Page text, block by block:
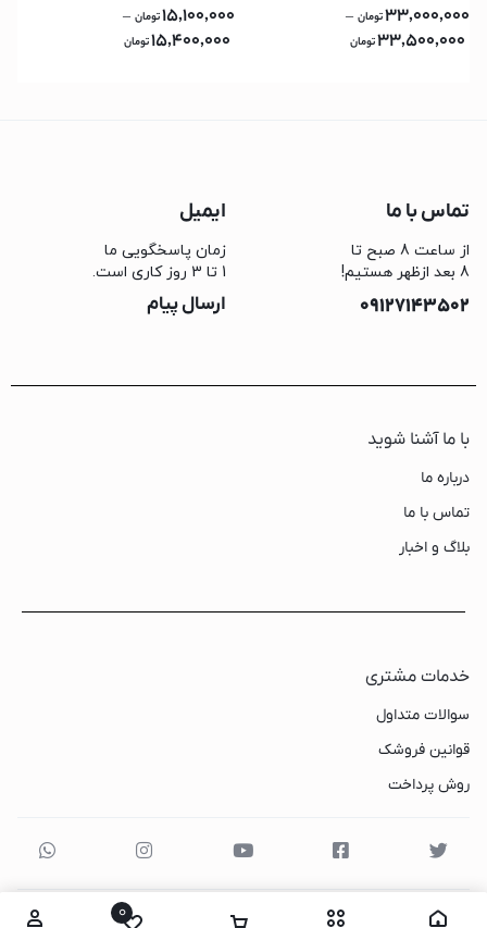
33,000,000تومان –
33,500,000تومان
15,100,000تومان –
15,400,000تومان
تماس با ما
از ساعت 8 صبح تا
8 بعد ازظهر هستیم!
09127143502
ایمیل
زمان پاسخگویی ما
1 تا 3 روز کاری است.
ارسال پیام
با ما آشنا شوید
درباره ما
تماس با ما
بلاگ و اخبار
خدمات مشتری
سوالات متداول
قوانین فروشک
روش پرداخت
0